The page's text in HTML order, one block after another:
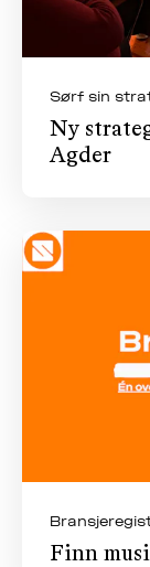
Sørf sin
Ny
Agder
Finn